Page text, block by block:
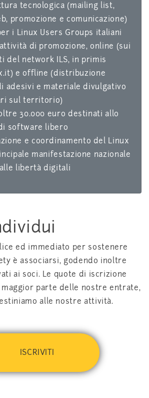
tecnologica (mailing list,
promozione e comunicazione)
i Linux Users Groups italiani
di promozione, online (sui
del network ILS, in primis
e offline (distribuzione
adesivi e materiale divulgativo
sul territorio)
30.000 euro destinati allo
software libero
e coordinamento del Linux
manifestazione nazionale
libertà digitali
ed immediato per sostenere
è associarsi, godendo inoltre
ai soci. Le quote di iscrizione
parte delle nostre entrate,
alle nostre attività.
ISCRIVITI